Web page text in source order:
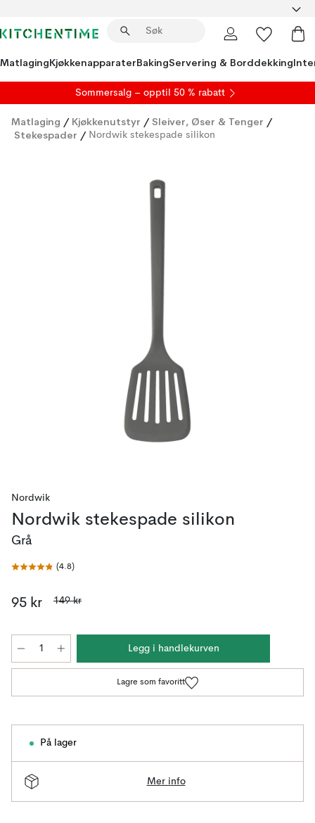
MatlagingKjøkkenapparaterBakingServering & Borddekking
Sommersalg – opptil 50 % rabatt
Matlaging / Kjøkkenutstyr / Sleiver, Øser & Tenger /
Stekespader / Nordwik stekespade silikon
Nordwik
Nordwik stekespade silikon
Grå
(4.8)
95 kr 149 kr
Legg i handlekurven
Lagre som favoritt
På lager
Mer info